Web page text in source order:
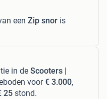
een Zip snor is
in de Scooters |
voor€ 3.000,
25 stond.